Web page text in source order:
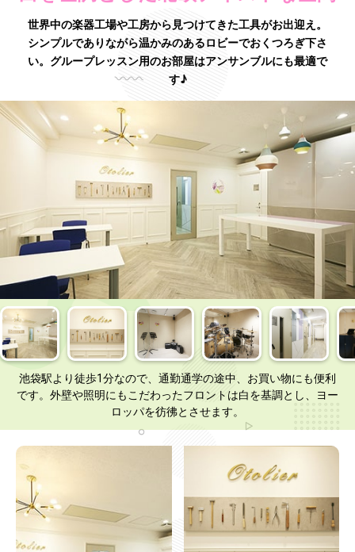
世界中の楽器工場や工房から見つけてきた工具がお出迎え。
シンプルでありながら温かみのあるロビーでおくつろぎ下さ
い。グループレッスン用のお部屋はアンサンブルにも最適で
す♪
池袋駅より徒歩1分なので、通勤通学の途中、お買い物にも便利
です。外壁や照明にもこだわったフロントは白を基調とし、ヨー
ロッパを彷彿とさせます。